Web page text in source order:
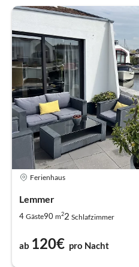
Ferienhaus
Lemmer
4 Gäste90 m22 Schlafzimmer
ab 120€ pro Nacht